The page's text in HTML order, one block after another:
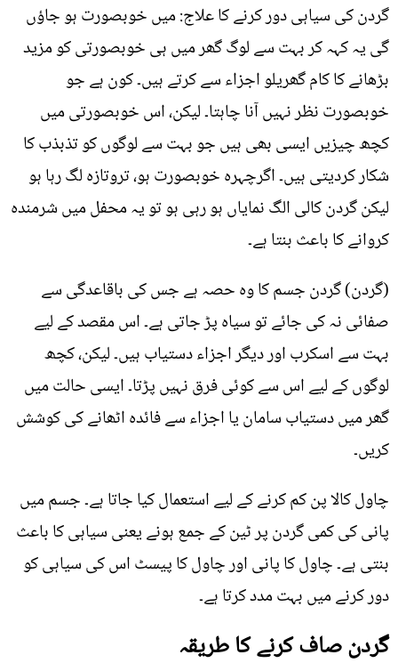
گردن کی سیاہی دور کرنے کا علاج: میں خوبصورت ہو جاؤں
گی یہ کہہ کر بہت سے لوگ گھر میں ہی خوبصورتی کو مزید
بڑھانے کا کام گھریلو اجزاء سے کرتے ہیں۔ کون ہے جو
خوبصورت نظر نہیں آنا چاہتا۔ لیکن، اس خوبصورتی میں
کچھ چیزیں ایسی بھی ہیں جو بہت سے لوگوں کو تذبذب کا
شکار کردیتی ہیں۔ اگرچہرہ خوبصورت ہو، تروتازہ لگ رہا ہو
لیکن گردن کالی الگ نمایاں ہو رہی ہو تو یہ محفل میں شرمندہ
کروانے کا باعث بنتا ہے۔
(گردن) گردن جسم کا وہ حصہ ہے جس کی باقاعدگی سے
صفائی نہ کی جائے تو سیاہ پڑ جاتی ہے۔ اس مقصد کے لیے
بہت سے اسکرب اور دیگر اجزاء دستیاب ہیں۔ لیکن، کچھ
لوگوں کے لیے اس سے کوئی فرق نہیں پڑتا۔ ایسی حالت میں
گھر میں دستیاب سامان یا اجزاء سے فائدہ اٹھانے کی کوشش
کریں۔
چاول کالا پن کم کرنے کے لیے استعمال کیا جاتا ہے۔ جسم میں
پانی کی کمی گردن پر ٹین کے جمع ہونے یعنی سیاہی کا باعث
بنتی ہے۔ چاول کا پانی اور چاول کا پیسٹ اس کی سیاہی کو
دور کرنے میں بہت مدد کرتا ہے۔
گردن صاف کرنے کا طریقہ